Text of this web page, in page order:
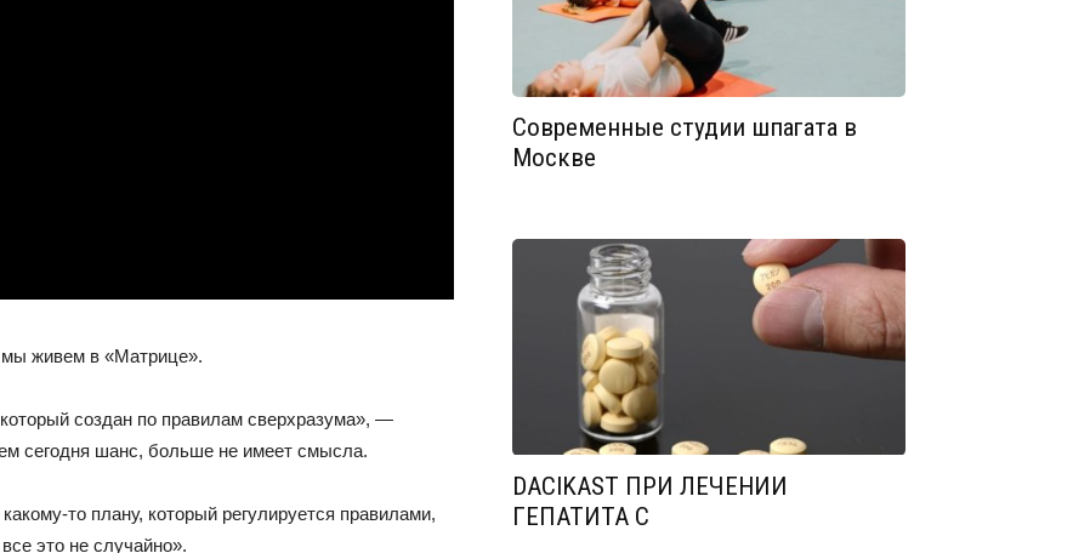
мы живем в «Матрице».
создан по правилам сверхразума», —
сегодня шанс, больше не имеет смысла.
то плану, который регулируется правилами,
это не случайно».
Современные студии шпагата в
Москве
DACIKAST ПРИ ЛЕЧЕНИИ
ГЕПАТИТА С